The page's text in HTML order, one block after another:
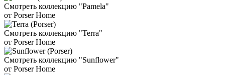
Смотреть коллекцию "Pamela"
от Porser Home
Смотреть коллекцию "Terra"
от Porser Home
Смотреть коллекцию "Sunflower"
от Porser Home